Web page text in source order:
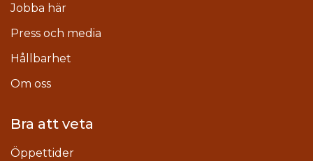
Jobba här
Press och media
Hållbarhet
Om oss
Bra att veta
Öppettider